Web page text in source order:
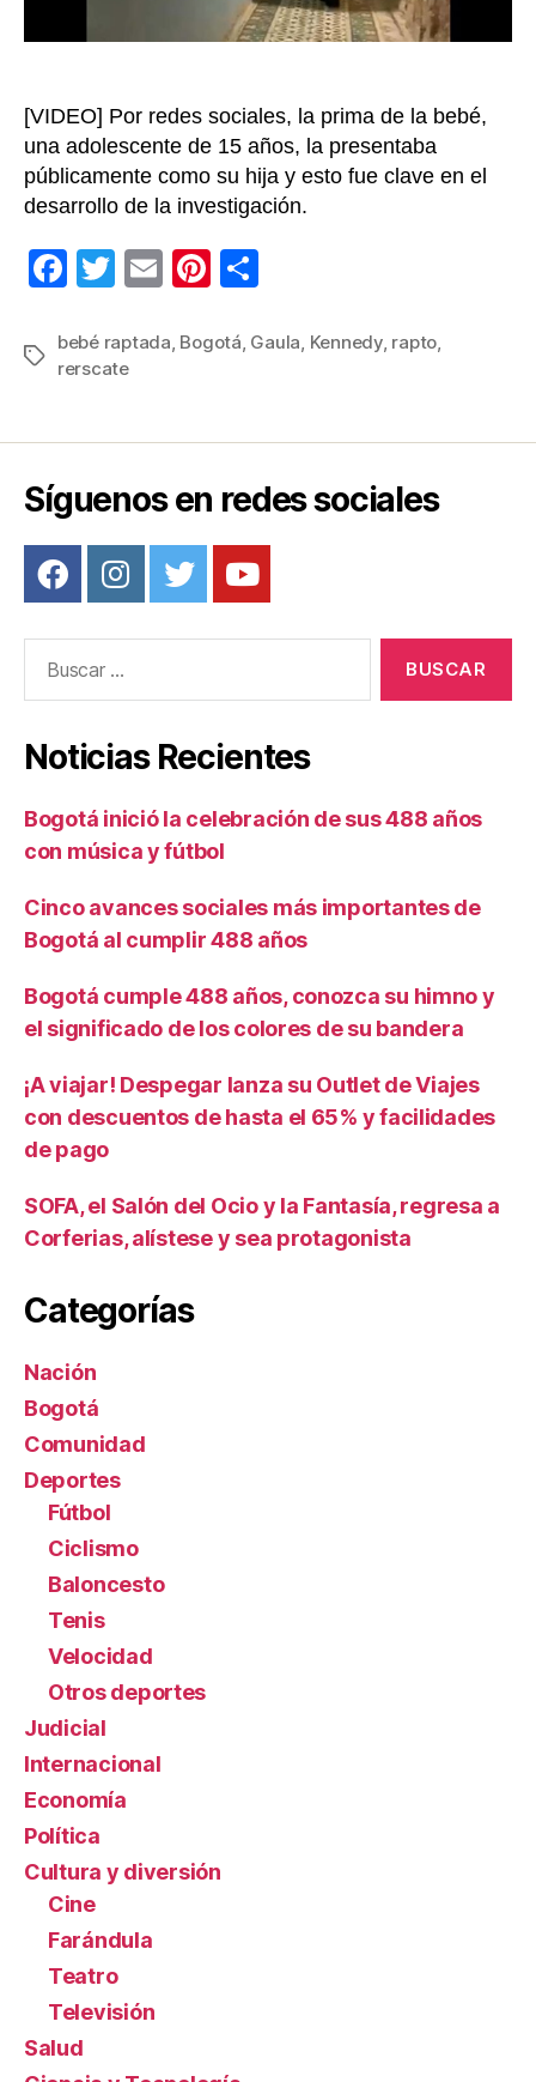
[VIDEO] Por redes sociales, la prima de la bebé,
una adolescente de 15 años, la presentaba
públicamente como su hija y esto fue clave en el
desarrollo de la investigación.
F
c
e
o
k
T
tt
er
E
ail
Pi
er m
Etiquetas
bebé raptada, Bogotá, Gaula, Kennedy, rapto,
rerscate
Síguenos en redes sociales
Noticias Recientes
Bogotá inició la celebración de sus 488 años
con música y fútbol
Cinco avances sociales más importantes de
Bogotá al cumplir 488 años
Bogotá cumple 488 años, conozca su himno y
el significado de los colores de su bandera
¡A viajar! Despegar lanza su Outlet de Viajes
con descuentos de hasta el 65% y facilidades
de pago
SOFA, el Salón del Ocio y la Fantasía, regresa a
Corferias, alístese y sea protagonista
Categorías
Nación
Bogotá
Comunidad
Deportes
Fútbol
Ciclismo
Baloncesto
Tenis
Velocidad
Otros deportes
Judicial
Internacional
Economía
Política
Cultura y diversión
Cine
Farándula
Teatro
Televisión
Salud